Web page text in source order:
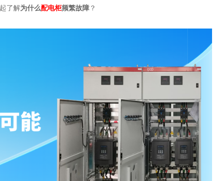
了解为什么配电柜频繁故障 ？